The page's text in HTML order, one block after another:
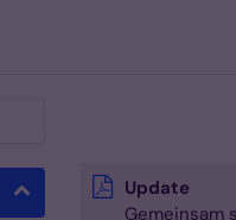
Update
Gemeinsam